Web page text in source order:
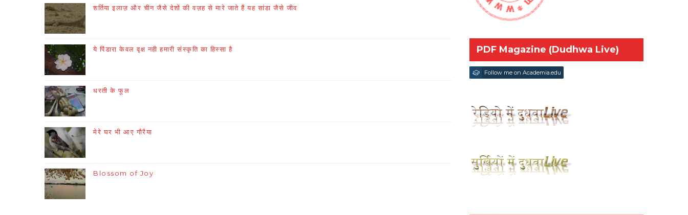
शर्तिया इलाज़ और चीन जैसे देशों की वज़ह से मारे जाते हैं यह सांडा जैसे जीव
ये पिंडारा केवल वृक्ष नही हमारी संस्कृति का हिस्सा है
धरती के फूल
मेरे घर भी आए गौरैया
Blossom of Joy
PDF Magazine (Dudhwa Live)
Follow me on Academia.edu